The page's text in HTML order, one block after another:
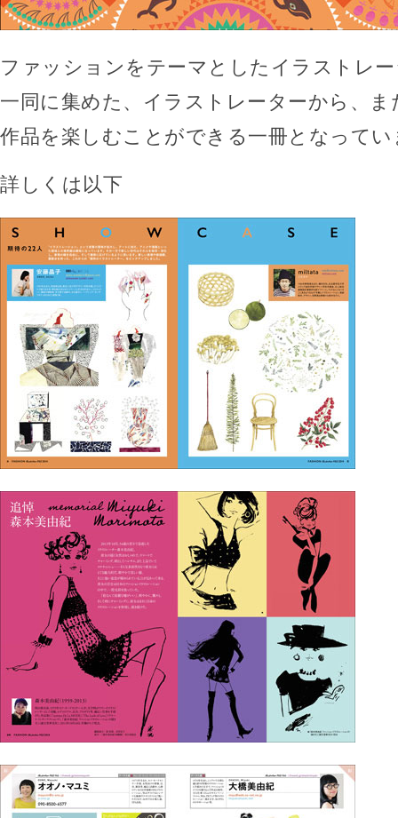
ファッションをテーマとしたイラストレ
一同に集めた、イラストレーターから、
作品を楽しむことができる一冊となってい
詳しくは以下